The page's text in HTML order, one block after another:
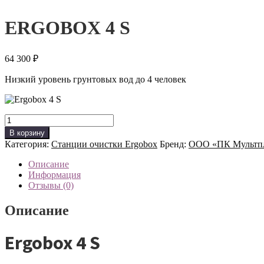
ERGOBOX 4 S
64 300 ₽
Низкий уровень грунтовых вод до 4 человек
Количество
товара
ERGOBOX
4
В корзину
Категория: Станции очистки Ergobox Бренд: ООО «ПК
Описание
Информация
Отзывы (0)
Описание
Ergobox 4 S